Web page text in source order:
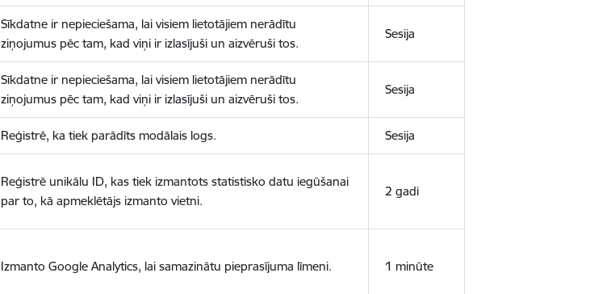
Sīkdatne ir nepieciešama, lai visiem lietotājiem nerādītu
ziņojumus pēc tam, kad viņi ir izlasījuši un aizvēruši tos.
Sesija
Sīkdatne ir nepieciešama, lai visiem lietotājiem nerādītu
ziņojumus pēc tam, kad viņi ir izlasījuši un aizvēruši tos.
Sesija
Reģistrē, ka tiek parādīts modālais logs. Sesija
Reģistrē unikālu ID, kas tiek izmantots statistisko datu iegūšanai
par to, kā apmeklētājs izmanto vietni.
2 gadi
Izmanto Google Analytics, lai samazinātu pieprasījuma līmeni. 1 minūte